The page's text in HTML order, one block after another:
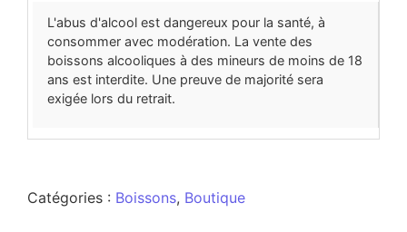
L'abus d'alcool est dangereux pour la santé, à
consommer avec modération. La vente des
boissons alcooliques à des mineurs de moins de 18
ans est interdite. Une preuve de majorité sera
exigée lors du retrait.
Catégories : Boissons, Boutique